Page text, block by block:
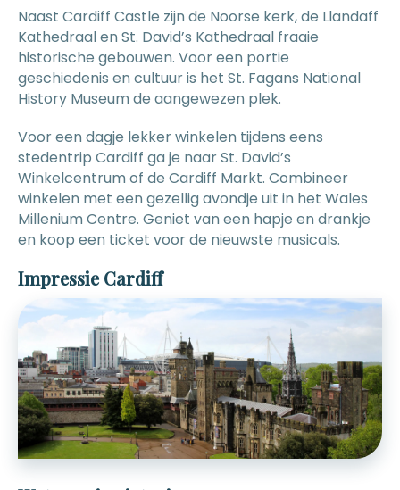
Naast Cardiff Castle zijn de Noorse kerk, de Llandaff
Kathedraal en St. David’s Kathedraal fraaie
historische gebouwen. Voor een portie
geschiedenis en cultuur is het St. Fagans National
History Museum de aangewezen plek.
Voor een dagje lekker winkelen tijdens eens
stedentrip Cardiff ga je naar St. David’s
Winkelcentrum of de Cardiff Markt. Combineer
winkelen met een gezellig avondje uit in het Wales
Millenium Centre. Geniet van een hapje en drankje
en koop een ticket voor de nieuwste musicals.
Impressie Cardiff